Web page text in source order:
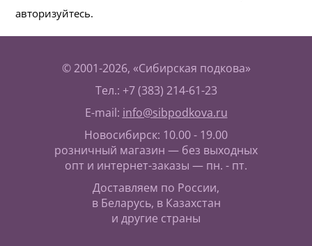
авторизуйтесь.
© 2001-2026, «Сибирская подкова»
Тел.: +7 (383) 214-61-23
E-mail: info@sibpodkova.ru
Новосибирск: 10.00 - 19.00
розничный магазин — без выходных
опт и интернет-заказы — пн. - пт.
Доставляем по России,
в Беларусь, в Казахстан
и другие страны